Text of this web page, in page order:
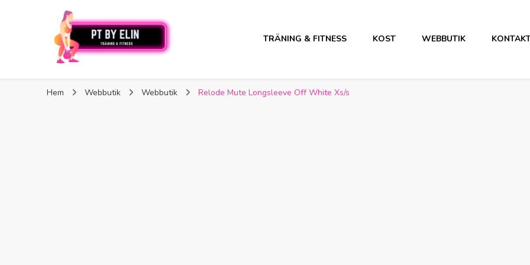
PT By Elin
PT By Elin
TRÄNING & FITNESS KOST WEBBUTIK
Hem Webbutik Webbutik Relode Mute Longsleeve Off White Xs/s